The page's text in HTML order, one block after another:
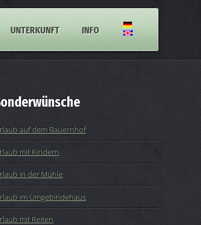
UNTERKUNFT INFO
auf dem Bauernhof
mit Kindern
in der Mühle
im Umgebindehaus
mit Reiten